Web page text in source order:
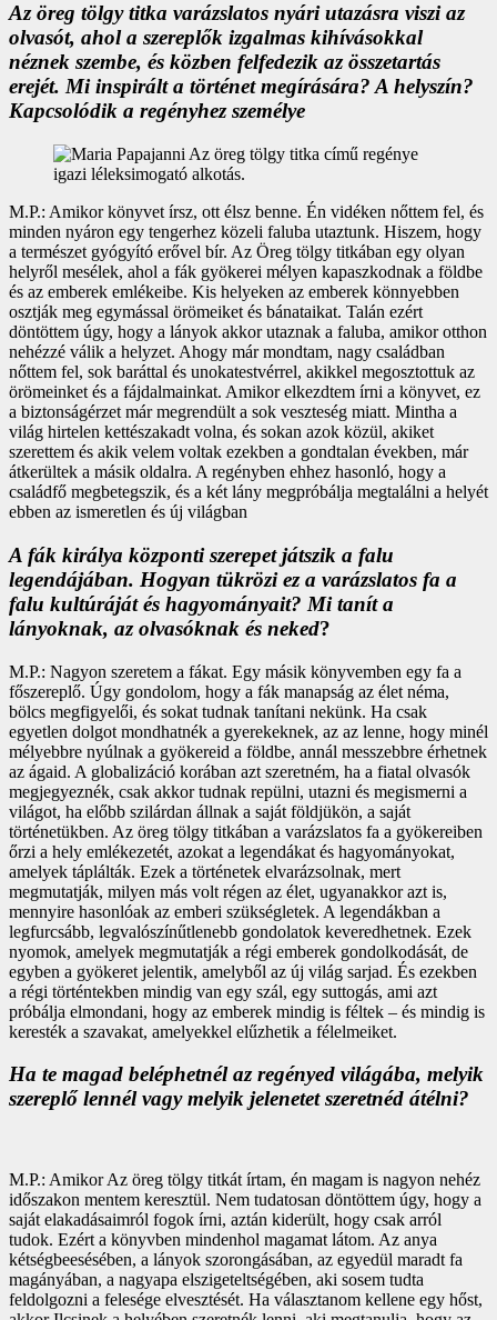
Az öreg tölgy titka varázslatos nyári utazásra viszi az
olvasót, ahol a szereplők izgalmas kihívásokkal
néznek szembe, és közben felfedezik az összetartás
erejét. Mi inspirált a történet megírására? A helyszín?
Kapcsolódik a regényhez személye
M.P.: Amikor könyvet írsz, ott élsz benne. Én vidéken nőttem fel, és
minden nyáron egy tengerhez közeli faluba utaztunk. Hiszem, hogy
a természet gyógyító erővel bír. Az Öreg tölgy titkában egy olyan
helyről mesélek, ahol a fák gyökerei mélyen kapaszkodnak a földbe
és az emberek emlékeibe. Kis helyeken az emberek könnyebben
osztják meg egymással örömeiket és bánataikat. Talán ezért
döntöttem úgy, hogy a lányok akkor utaznak a faluba, amikor otthon
nehézzé válik a helyzet. Ahogy már mondtam, nagy családban
nőttem fel, sok baráttal és unokatestvérrel, akikkel megosztottuk az
örömeinket és a fájdalmainkat. Amikor elkezdtem írni a könyvet, ez
a biztonságérzet már megrendült a sok veszteség miatt. Mintha a
világ hirtelen kettészakadt volna, és sokan azok közül, akiket
szerettem és akik velem voltak ezekben a gondtalan években, már
átkerültek a másik oldalra. A regényben ehhez hasonló, hogy a
családfő megbetegszik, és a két lány megpróbálja megtalálni a helyét
ebben az ismeretlen és új világban
A fák királya központi szerepet játszik a falu
legendájában. Hogyan tükrözi ez a varázslatos fa a
falu kultúráját és hagyományait? Mi tanít a
lányoknak, az olvasóknak és neked?
M.P.: Nagyon szeretem a fákat. Egy másik könyvemben egy fa a
főszereplő. Úgy gondolom, hogy a fák manapság az élet néma,
bölcs megfigyelői, és sokat tudnak tanítani nekünk. Ha csak
egyetlen dolgot mondhatnék a gyerekeknek, az az lenne, hogy minél
mélyebbre nyúlnak a gyökereid a földbe, annál messzebbre érhetnek
az ágaid. A globalizáció korában azt szeretném, ha a fiatal olvasók
megjegyeznék, csak akkor tudnak repülni, utazni és megismerni a
világot, ha előbb szilárdan állnak a saját földjükön, a saját
történetükben. Az öreg tölgy titkában a varázslatos fa a gyökereiben
őrzi a hely emlékezetét, azokat a legendákat és hagyományokat,
amelyek táplálták. Ezek a történetek elvarázsolnak, mert
megmutatják, milyen más volt régen az élet, ugyanakkor azt is,
mennyire hasonlóak az emberi szükségletek. A legendákban a
legfurcsább, legvalószínűtlenebb gondolatok keveredhetnek. Ezek
nyomok, amelyek megmutatják a régi emberek gondolkodását, de
egyben a gyökeret jelentik, amelyből az új világ sarjad. És ezekben
a régi történtekben mindig van egy szál, egy suttogás, ami azt
próbálja elmondani, hogy az emberek mindig is féltek – és mindig is
keresték a szavakat, amelyekkel elűzhetik a félelmeiket.
Ha te magad beléphetnél az regényed világába, melyik
szereplő lennél vagy melyik jelenetet szeretnéd átélni?
M.P.: Amikor Az öreg tölgy titkát írtam, én magam is nagyon nehéz
időszakon mentem keresztül. Nem tudatosan döntöttem úgy, hogy a
saját elakadásaimról fogok írni, aztán kiderült, hogy csak arról
tudok. Ezért a könyvben mindenhol magamat látom. Az anya
kétségbeesésében, a lányok szorongásában, az egyedül maradt fa
magányában, a nagyapa elszigeteltségében, aki sosem tudta
feldolgozni a felesége elvesztését. Ha választanom kellene egy hőst,